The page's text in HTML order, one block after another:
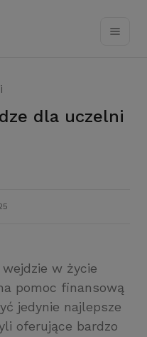
wejdzie w życie
pomoc finansową
jedynie najlepsze
oferujące bardzo